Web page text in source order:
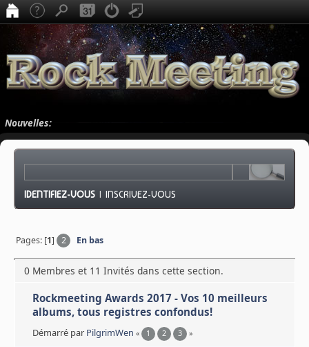
Nouvelles:
IDENTIFIEZ-VOUS |INSCRIVEZ-VOUS
Pages: [1] 2 En bas
0 Membres et 11 Invités dans cette section.
Rockmeeting Awards 2017 - Vos 10 meilleurs
albums, tous registres confondus!
Démarré par PilgrimWen « 1 2 3 »